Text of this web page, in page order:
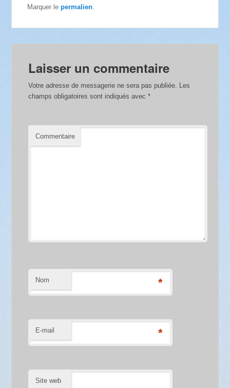
Marquer lepermalien
Laisser un commentaire
Votre adresse de messagerie ne sera pas publiée.
Les
champs obligatoires sont indiqués avec*
Commentaire
Nom *
E-mail *
Site web